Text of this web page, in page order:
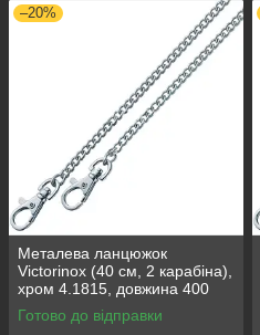
–20%
Металева ланцюжок
Victorinox (40 см, 2 карабіна),
хром 4.1815, довжина 400
мм, діаметр 1.5 мм, вага 52 г
Готово до відправки